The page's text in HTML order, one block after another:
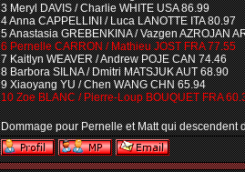
3 Meryl DAVIS / Charlie WHITE USA 86.99
4 Anna CAPPELLINI / Luca LANOTTE ITA 80.97
5 Anastasia GREBENKINA / Vazgen AZROJAN
6 Pernelle CARRON / Mathieu JOST FRA 77.55
7 Kaitlyn WEAVER / Andrew POJE CAN 74.46
8 Barbora SILNA / Dmitri MATSJUK AUT 68.90
9 Xiaoyang YU / Chen WANG CHN 65.94
10 Zoe BLANC / Pierre-Loup BOUQUET FRA
Dommage pour Pernelle et Matt qui descendent